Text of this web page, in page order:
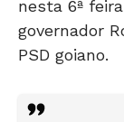
nesta 6ª
governador
PSD goiano.